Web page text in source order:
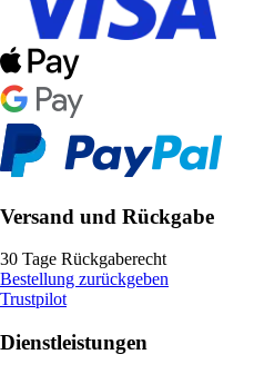
Versand und Rückgabe
30 Tage Rückgaberecht
Bestellung zurückgeben
Trustpilot
Dienstleistungen